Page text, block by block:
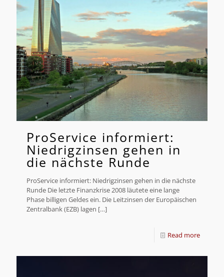
ProService informiert:
Niedrigzinsen gehen in
die nächste Runde
ProService informiert: Niedrigzinsen gehen in die nächste
Runde Die letzte Finanzkrise 2008 läutete eine lange
Phase billigen Geldes ein. Die Leitzinsen der Europäischen
Zentralbank (EZB) lagen […]
Read more